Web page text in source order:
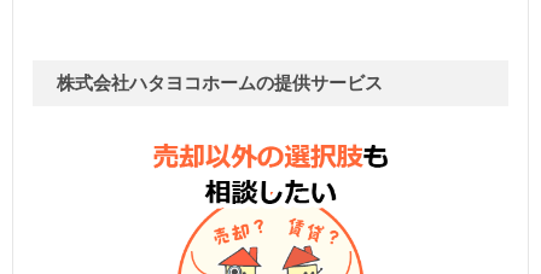
株式会社ハタヨコホームの提供サービス